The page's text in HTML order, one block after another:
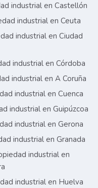
industrial en Castellón
industrial en Ceuta
industrial en Ciudad
industrial en Córdoba
industrial en A Coruña
industrial en Cuenca
industrial en Guipúzcoa
industrial en Gerona
industrial en Granada
industrial en
industrial en Huelva